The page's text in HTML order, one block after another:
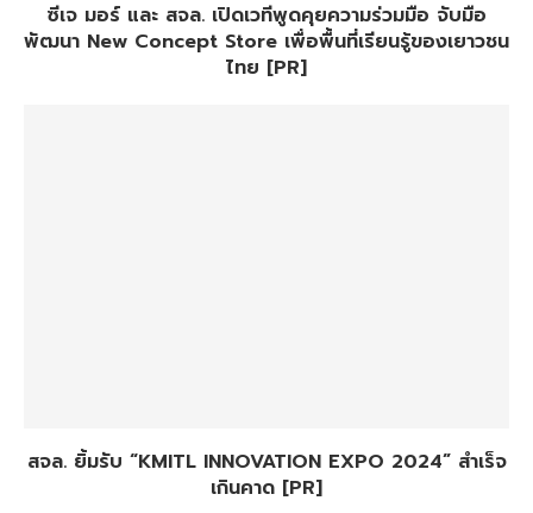
ซีเจ มอร์ และ สจล. เปิดเวทีพูดคุยความร่วมมือ จับมือ
พัฒนา New Concept Store เพื่อพื้นที่เรียนรู้ของเยาวชน
ไทย [PR]
สจล. ยิ้มรับ “KMITL INNOVATION EXPO 2024” สำเร็จ
เกินคาด [PR]